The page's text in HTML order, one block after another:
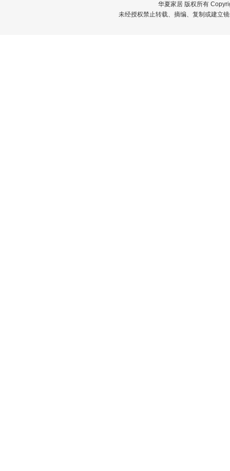
华夏家居 版权所有
未经授权禁止转载、摘编、复制或建立